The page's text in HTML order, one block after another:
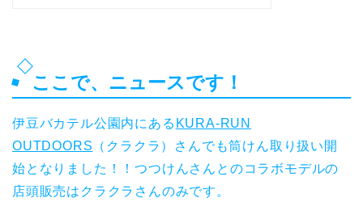
ここで、ニュースです！
伊豆バカテル公園内にある KURA-RUN
OUTDOORS （クラクラ）さんでも筒けん取り扱い開
始となりました！！つつけんさんとのコラボモデルの
店頭販売はクラクラさんのみです。